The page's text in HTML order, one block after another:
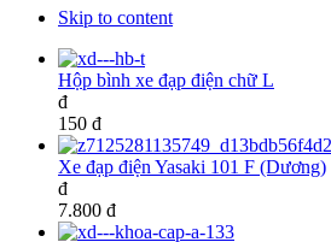
Skip to content
Hộp bình xe đạp điện chữ L
đ
150 đ
Xe đạp điện Yasaki 101 F (Dương)
đ
7.800 đ